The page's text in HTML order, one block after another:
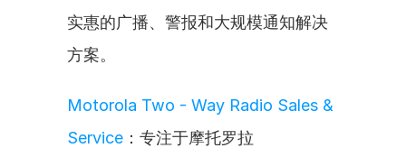
实惠的广播、警报和大规模通知解决
方案。
Motorola Two - Way Radio Sales &
Service ：专注于摩托罗拉